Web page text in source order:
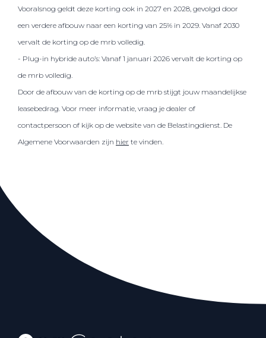
Vooralsnog geldt deze korting ook in 2027 en 2028, gevolgd door
een verdere afbouw naar een korting van 25% in 2029. Vanaf 2030
vervalt de korting op de mrb volledig.
- Plug-in hybride auto’s: Vanaf 1 januari 2026 vervalt de korting op
de mrb volledig.
Door de afbouw van de korting op de mrb stijgt jouw maandelijkse
leasebedrag. Voor meer informatie, vraag je dealer of
contactpersoon of kijk op de website van de Belastingdienst. De
Algemene Voorwaarden zijn hier te vinden.